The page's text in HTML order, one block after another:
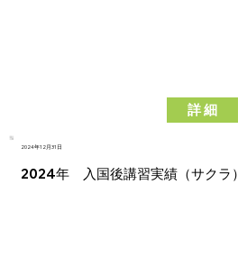
詳 細
2024年12月31日
2024年 入国後講習実績（サクラ）